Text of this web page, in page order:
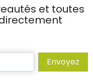
et toutes
Envoyez